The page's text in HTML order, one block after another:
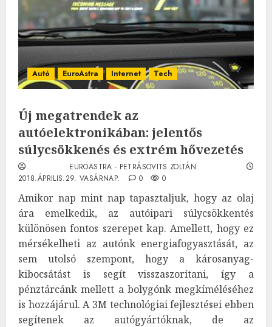
Autó EuroAstra Internet Tech
Új megatrendek az
autóelektronikában: jelentős
súlycsökkenés és extrém hővezetés
EUROASTRA - PETRÁSOVITS ZOLTÁN
2018.ÁPRILIS.29. VASÁRNAP.
0 0
Amikor nap mint nap tapasztaljuk, hogy az olaj
ára emelkedik, az autóipari súlycsökkentés
különösen fontos szerepet kap. Amellett, hogy ez
mérsékelheti az autónk energiafogyasztását, az
sem utolsó szempont, hogy a károsanyag-
kibocsátást is segít visszaszorítani, így a
pénztárcánk mellett a bolygónk megkíméléséhez
is hozzájárul. A 3M technológiai fejlesztései ebben
segítenek az autógyártóknak, de az